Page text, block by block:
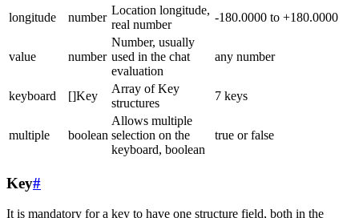
longitude
number
Location longitude,
real number
-180.0000 to +180.0000
value number
Number, usually
used in the chat
evaluation
any number
keyboard []Key
Array of Key
structures
7 keys
multiple boolean
Allows multiple
selection on the
keyboard, boolean
true or false
Key#
It is mandatory for a key to have one structure field, both in the